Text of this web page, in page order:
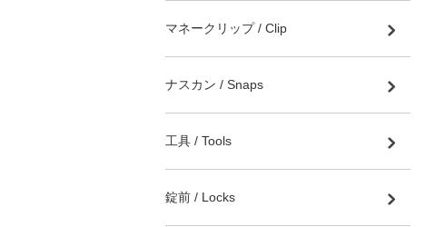
マネークリップ / Clip
ナスカン / Snaps
工具 / Tools
錠前 / Locks